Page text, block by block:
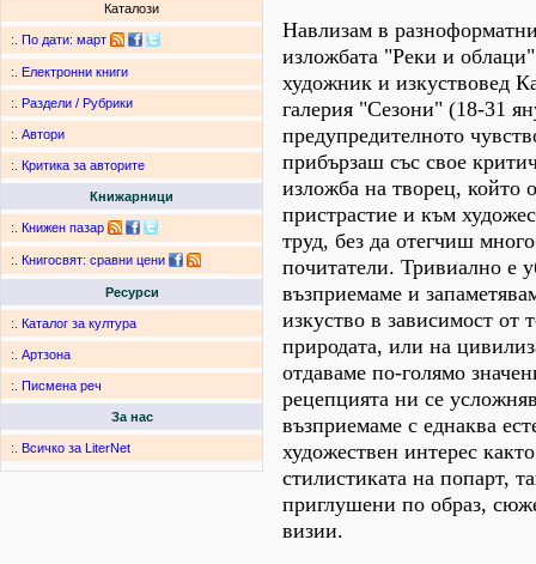
Каталози
:. По дати: март
:. Електронни книги
:. Раздели / Рубрики
:. Автори
:. Критика за авторите
Книжарници
:. Книжен пазар
:. Книгосвят: сравни цени
Ресурси
:. Каталог за култура
:. Артзона
:. Писмена реч
За нас
:. Всичко за LiterNet
Навлизам в
изложбата "Реки и
художник и изкуствовед
галерия "Сезони" (18-31
предупредителното
прибързаш със свое
изложба на творец, който
пристрастие и към
труд, без да отегчиш
почитатели. Тривиално е
възприемаме и
изкуство в зависимост от
природата, или на
отдаваме по-голямо
рецепцията ни се
възприемаме с еднаква
художествен интерес
стилистиката на попарт,
приглушени по образ,
визии.